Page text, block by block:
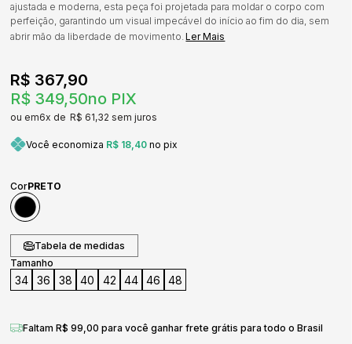
ajustada e moderna, esta peça foi projetada para moldar o corpo com
perfeição, garantindo um visual impecável do início ao fim do dia, sem
abrir mão da liberdade de movimento.Ler Mais
R$ 349,50no PIX
R$ 367,90
6x R$ 61,32sem juros
Você economiza R$ 18,40 no pix
CorPRETO
Tabela de medidas
Tamanho
34 36 38 40 42 44 46 48
Faltam R$ 99,00 para você ganhar frete grátis para todo o Brasil